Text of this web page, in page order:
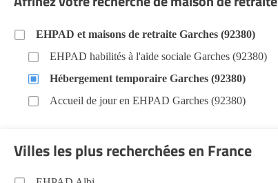
EHPAD et maisons de retraite Garches (92380)
EHPAD habilités à l'aide sociale Garches (92380)
Hébergement temporaire Garches (92380)
Accueil de jour en EHPAD Garches (92380)
Villes les plus recherchées en France